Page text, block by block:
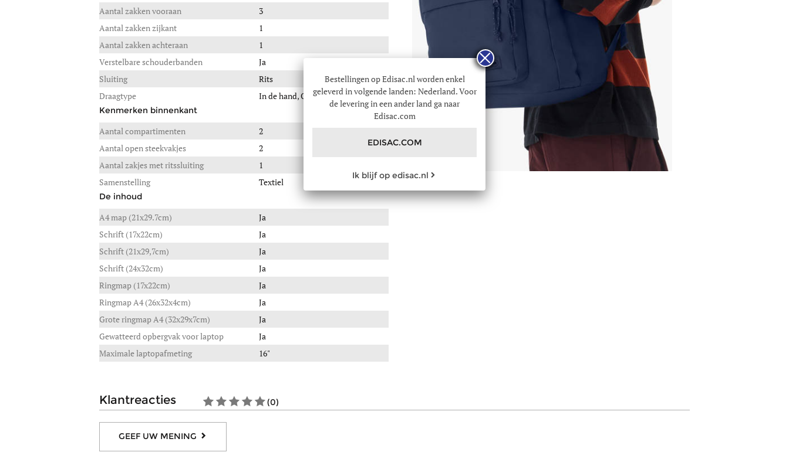
Aantal zakken vooraan
3
Aantal zakken zijkant
1
Aantal zakken achteraan
1
Verstelbare schouderbanden
Ja
Sluiting
Rits
Draagtype
In de hand, Op de rug
Kenmerken binnenkant
Aantal compartimenten
2
Aantal open steekvakjes
2
Aantal zakjes met ritssluiting
1
Samenstelling
Textiel
De inhoud
A4 map (21x29.7cm)
Ja
Schrift (17x22cm)
Ja
Schrift (21x29,7cm)
Ja
Schrift (24x32cm)
Ja
Ringmap (17x22cm)
Ja
Ringmap A4 (26x32x4cm)
Ja
Grote ringmap A4 (32x29x7cm)
Ja
Gewatteerd opbergvak voor laptop
Ja
Maximale laptopafmeting
16"
klantreacties (0)
GEEF UW MENING
Bestellingen op Edisac.nl worden enkel
geleverd in volgende landen: Nederland. Voor
de levering in een ander land ga naar
Edisac.com
EDISAC.COM
Ik blijf op edisac.nl